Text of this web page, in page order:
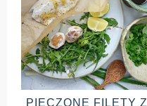
PIECZONE FILETY Z